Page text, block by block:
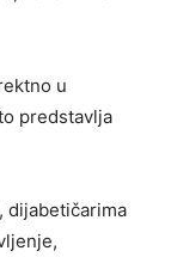
u
predstavlja
dijabetičarima